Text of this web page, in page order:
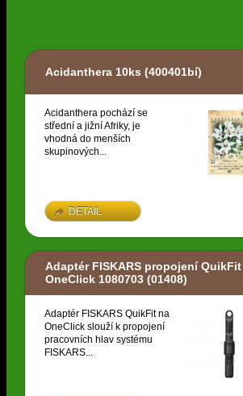
Acidanthera 10ks (400401bí)
Acidanthera pochází se
střední a jižní Afriky, je
vhodná do menších
skupinových...
DETAIL
Adaptér FISKARS propojení
OneClick 1080703 (01408)
Adaptér FISKARS QuikFit na
OneClick slouží k propojení
pracovních hlav systému
FISKARS...